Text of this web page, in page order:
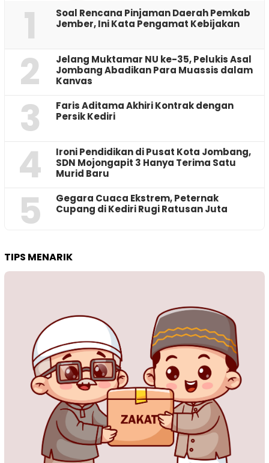
1
‎Soal Rencana Pinjaman Daerah Pemkab
Jember, Ini Kata Pengamat Kebijakan ‎
2
Jelang Muktamar NU ke-35, Pelukis Asal
Jombang Abadikan Para Muassis dalam
Kanvas
3
Faris Aditama Akhiri Kontrak dengan
Persik Kediri
4
Ironi Pendidikan di Pusat Kota Jombang,
SDN Mojongapit 3 Hanya Terima Satu
Murid Baru
5
‎Gegara Cuaca Ekstrem, Peternak
Cupang di Kediri Rugi Ratusan Juta
TIPS MENARIK